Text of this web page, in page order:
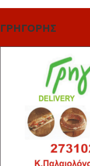
ΓΡΗΓΟΡΗΣ